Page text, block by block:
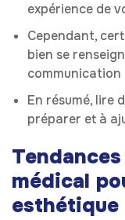
expérience de
Cependant,
bien se
communication
En résumé, lire
préparer et à
médical
esthétique